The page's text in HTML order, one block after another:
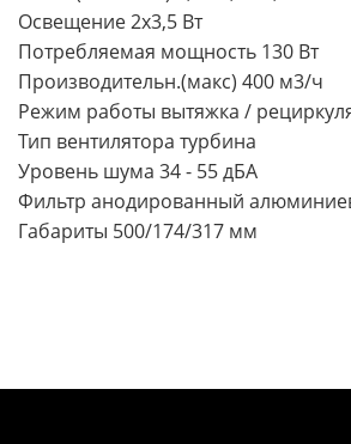
Освещение 2х3,5 Вт
Потребляемая мощность 130 Вт
Производительн.(макс) 400 м3/ч
Режим работы вытяжка /
Тип вентилятора турбина
Уровень шума 34 - 55 дБА
Фильтр анодированный
Габариты 500/174/317 мм